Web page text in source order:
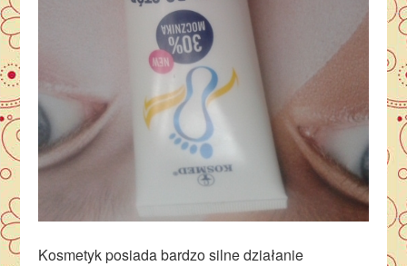
Kosmetyk posiada bardzo silne działanie